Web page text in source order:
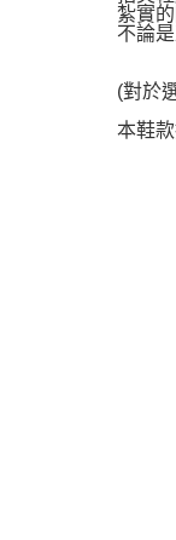
紮實
不論
(對於
本鞋